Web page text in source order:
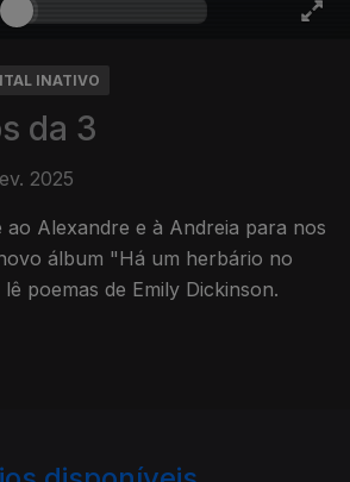
INATIVO
da 3
2025
ao Alexandre e à Andreia para nos
álbum "Há um herbário no
poemas de Emily Dickinson.